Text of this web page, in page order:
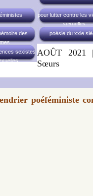
pour lutter contre les
sexuelles
des
poésie du xxie
sexistes AOÛT 2021
Sœurs
poéféministe